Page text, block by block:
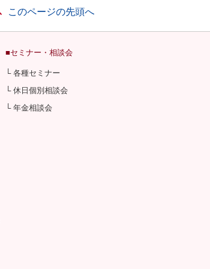
このページの先頭へ
■セミナー・相談会
└ 各種セミナー
└ 休日個別相談会
└ 年金相談会